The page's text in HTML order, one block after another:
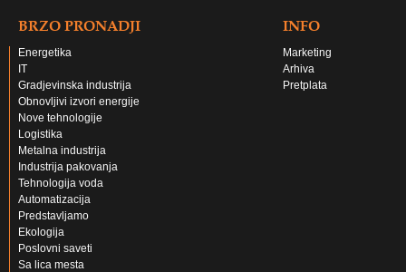
BRZO PRONADJI
Energetika
IT
Gradjevinska industrija
Obnovljivi izvori energije
Nove tehnologije
Logistika
Metalna industrija
Industrija pakovanja
Tehnologija voda
Automatizacija
Predstavljamo
Ekologija
Poslovni saveti
Sa lica mesta
INFO
Marketing
Arhiva
Pretplata